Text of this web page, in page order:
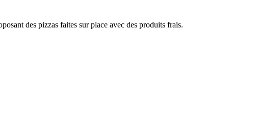
des pizzas faites sur place avec des produits frais.